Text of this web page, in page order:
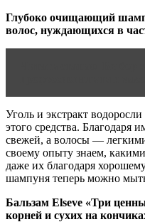
Глубоко очищающий
волос, нуждающихся в
Уголь и экстракт
этого средства. Благодаря
свежей, а волосы —
своему опыту знаем,
даже их благодаря
шампуня теперь можно
Бальзам Elseve «Три
корней и сухих на